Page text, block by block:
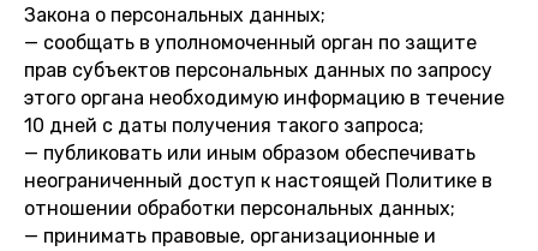
Закона о персональных данных;
— сообщать в уполномоченный орган по защите
прав субъектов персональных данных по запросу
этого органа необходимую информацию в течение
10 дней с даты получения такого запроса;
— публиковать или иным образом обеспечивать
неограниченный доступ к настоящей Политике в
отношении обработки персональных данных;
— принимать правовые, организационные и